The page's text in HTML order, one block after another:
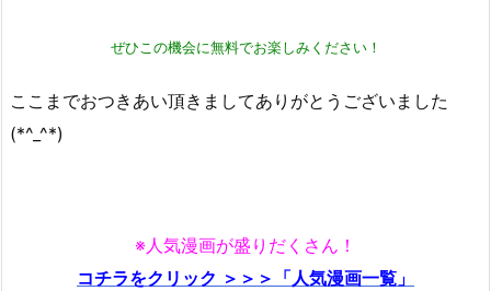
ぜひこの機会に無料でお楽しみください！
ここまでおつきあい頂きましてありがとうございました
(*^_^*)
※人気漫画が盛りだくさん！
コチラをクリック ＞＞＞「人気漫画一覧」